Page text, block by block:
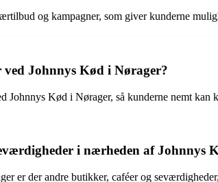
og kampagner, som giver kunderne
Johnnys Kød i Nørager?
Johnnys Kød i Nørager, så kunderne nemt kan
i nærheden af Johnnys
er der andre butikker, caféer og